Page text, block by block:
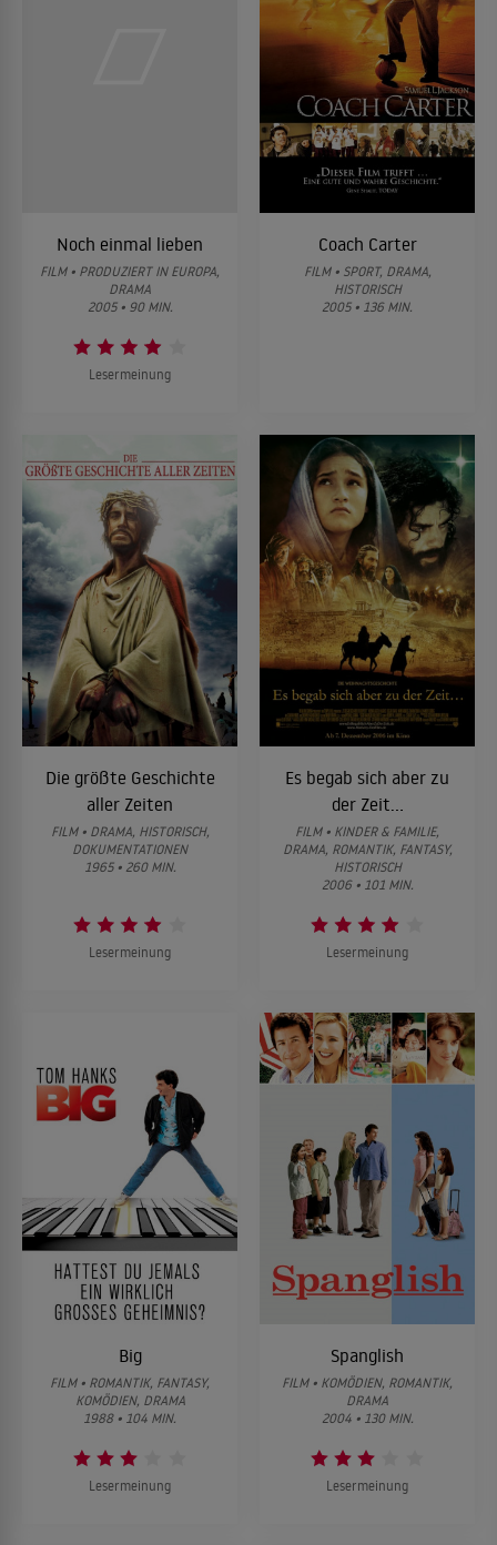
Noch einmal lieben
FILM • PRODUZIERT IN EUROPA,
DRAMA
2005 • 90 MIN.
Lesermeinung
Coach Carter
FILM • SPORT, DRAMA,
HISTORISCH
2005 • 136 MIN.
Die größte Geschichte
aller Zeiten
FILM • DRAMA, HISTORISCH,
DOKUMENTATIONEN
1965 • 260 MIN.
Lesermeinung
Es begab sich aber zu
der Zeit...
FILM • KINDER & FAMILIE,
DRAMA, ROMANTIK, FANTASY,
HISTORISCH
2006 • 101 MIN.
Lesermeinung
Big
FILM • ROMANTIK, FANTASY,
KOMÖDIEN, DRAMA
1988 • 104 MIN.
Lesermeinung
Spanglish
FILM • KOMÖDIEN, ROMANTIK,
DRAMA
2004 • 130 MIN.
Lesermeinung